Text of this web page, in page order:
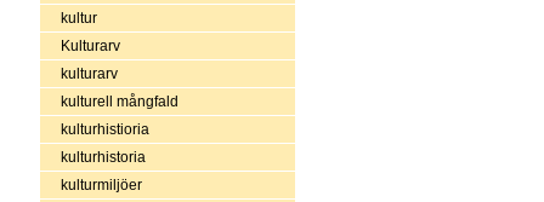
kultur
Kulturarv
kulturarv
kulturell mångfald
kulturhistioria
kulturhistoria
kulturmiljöer